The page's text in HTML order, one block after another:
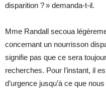
disparition ? » demanda-t-il.
Mme Randall secoua
concernant un nourrisson
signifie pas que ce sera
recherches. Pour l’instant, il
d’urgence jusqu’à ce que